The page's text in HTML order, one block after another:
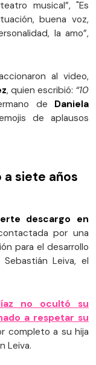
musical”, "Es
buena voz,
la amo”,
al video,
, quien escribió: “10
de Daniela
de aplausos
siete años
descargo en
por una
para el desarrollo
Leiva, el
no ocultó su
a respetar su
completo a su hija
Leiva.